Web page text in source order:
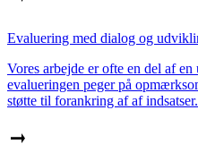
Evaluering med dialog og
Vores arbejde er ofte en del af
evalueringen peger på
støtte til forankring af af indsatser.